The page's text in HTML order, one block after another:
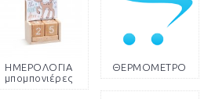
ΗΜΕΡΟΛΟΓΙΑ
μπομπονιέρες
ΘΕΡΜΟΜΕΤΡΟ